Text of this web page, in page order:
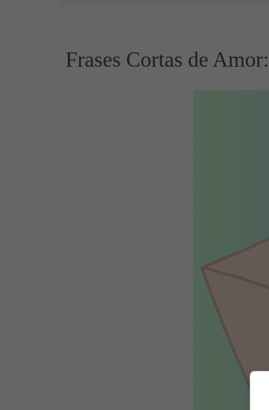
Frases Cortas de